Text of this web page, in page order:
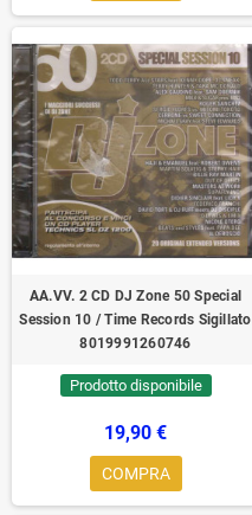
AA.VV. 2 CD DJ Zone 50 Special
Session 10 / Time Records Sigillato
8019991260746
Prodotto disponibile
19,90 €
COMPRA